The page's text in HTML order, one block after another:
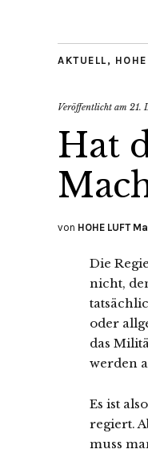
AKTUELL ,
Veröffentlicht am 21.
Hat
von HOHE LUFT
Die
nicht,
oder
das
werden
Es ist
regiert.
muss